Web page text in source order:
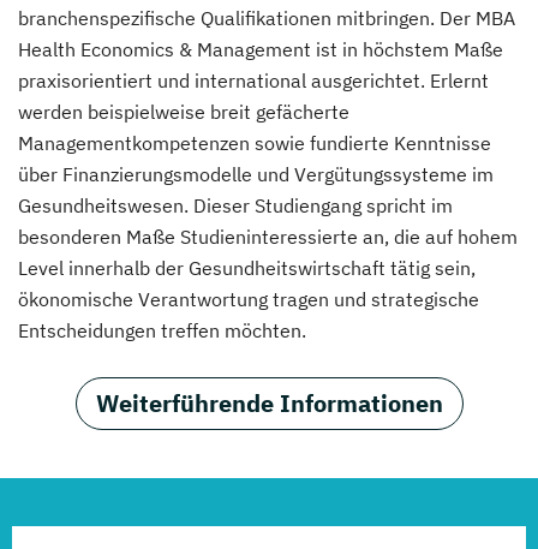
branchenspezifische Qualifikationen mitbringen. Der MBA
Health Economics & Management ist in höchstem Maße
praxisorientiert und international ausgerichtet. Erlernt
werden beispielweise breit gefächerte
Managementkompetenzen sowie fundierte Kenntnisse
über Finanzierungsmodelle und Vergütungssysteme im
Gesundheitswesen. Dieser Studiengang spricht im
besonderen Maße Studieninteressierte an, die auf hohem
Level innerhalb der Gesundheitswirtschaft tätig sein,
ökonomische Verantwortung tragen und strategische
Entscheidungen treffen möchten.
Weiterführende Informationen